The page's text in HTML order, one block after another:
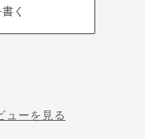
く
ューを見る